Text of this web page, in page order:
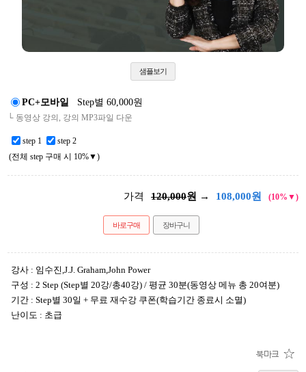
샘플보기
PC+모바일 Step별 60,000원
└ 동영상 강의, 강의 MP3파일 다운
step 1
step 2
(전체 step 구매 시 10%▼)
가격 120,000원 → 108,000원 (10%▼)
바로구매 장바구니
강사 : 임수진,J.J. Graham,John Power
구성 : 2 Step (Step별 20강/총40강) / 평균 30분(동영상 메뉴 총 20여분)
기간 : Step별 30일 + 무료 재수강 쿠폰(학습기간 종료시 소멸)
난이도 : 초급